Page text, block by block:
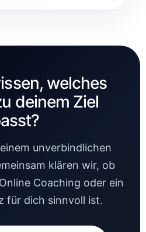
welches
deinem Ziel
unverbindlichen
klären wir, ob
Coaching oder ein
für dich sinnvoll ist.